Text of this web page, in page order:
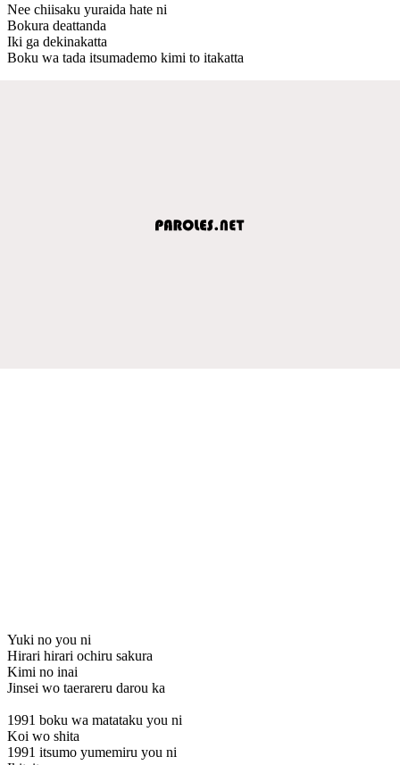
Nee chiisaku yuraida hate ni
Bokura deattanda
Iki ga dekinakatta
Boku wa tada itsumademo kimi to itakatta
Yuki no you ni
Hirari hirari ochiru sakura
Kimi no inai
Jinsei wo taerareru darou ka
1991 boku wa matataku you ni
Koi wo shita
1991 itsumo yumemiru you ni